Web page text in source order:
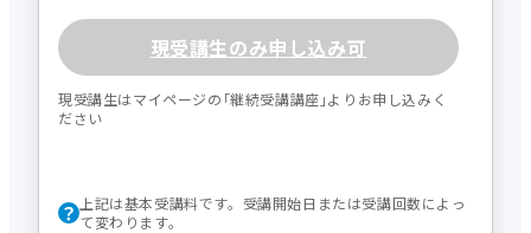
現受講生のみ申し込み可
現受講生はマイページの｢継続受講講座｣よりお申し込みく
ださい
上記は基本受講料です。受講開始日または受講回数によっ
て変わります。